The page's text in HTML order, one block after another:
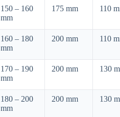
150 – 160
mm
175 mm 110
160 – 180
mm
200 mm 110
170 – 190
mm
200 mm 130
180 – 200
mm
200 mm 130